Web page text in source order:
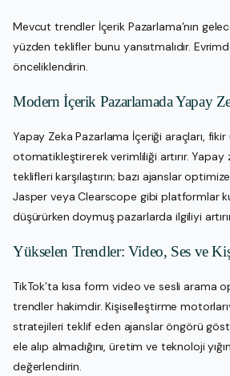
Mevcut trendler İçerik Pazarlama’nın
yüzden teklifler bunu yansıtmalıdır.
önceliklendirin.
Modern İçerik Pazarlamada Yapay
Yapay Zeka Pazarlama İçeriği araçları,
otomatikleştirerek verimliliği artırır.
teklifleri karşılaştırın; bazı ajanslar
Jasper veya Clearscope gibi platformlar
düşürürken doymuş pazarlarda ilgiliyi
Yükselen Trendler: Video, Ses ve
TikTok’ta kısa form video ve sesli arama
trendler hakimdir. Kişiselleştirme
stratejileri teklif eden ajanslar öngörü
ele alıp almadığını, üretim ve teknoloji
değerlendirin.